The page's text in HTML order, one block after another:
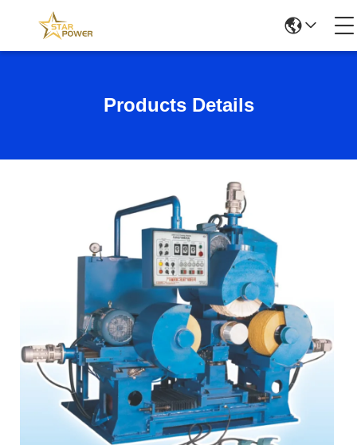
Products Details